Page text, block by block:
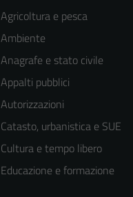
Agricoltura e pesca
Ambiente
Anagrafe e stato civile
Appalti pubblici
Autorizzazioni
Catasto, urbanistica e SUE
Cultura e tempo libero
Educazione e formazione